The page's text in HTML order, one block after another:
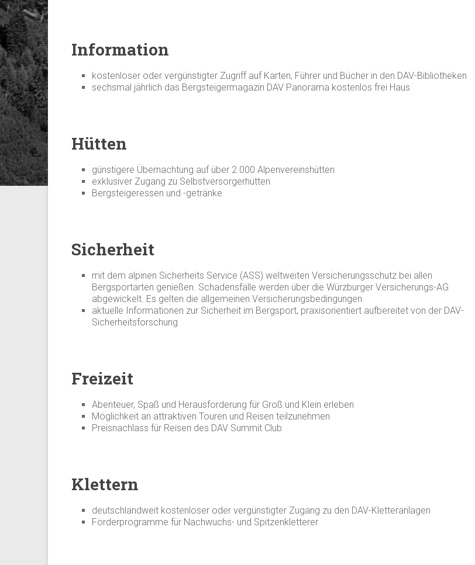
Information
kostenloser oder vergünstigter Zugriff auf Karten, Führer und Bücher in den DAV-Bibliotheken
sechsmal jährlich das Bergsteigermagazin DAV Panorama kostenlos frei Haus
Hütten
günstigere Übernachtung auf über 2.000 Alpenvereinshütten
exklusiver Zugang zu Selbstversorgerhütten
Bergsteigeressen und -getränke
Sicherheit
mit dem alpinen Sicherheits Service (ASS) weltweiten Versicherungsschutz bei allen
Bergsportarten genießen. Schadensfälle werden über die Würzburger Versicherungs-AG
abgewickelt. Es gelten die allgemeinen Versicherungsbedingungen.
aktuelle Informationen zur Sicherheit im Bergsport, praxisorientiert aufbereitet von der DAV-
Sicherheitsforschung
Freizeit
Abenteuer, Spaß und Herausforderung für Groß und Klein erleben
Möglichkeit an attraktiven Touren und Reisen teilzunehmen
Preisnachlass für Reisen des DAV Summit Club
Klettern
deutschlandweit kostenloser oder vergünstigter Zugang zu den DAV-Kletteranlagen
Förderprogramme für Nachwuchs- und Spitzenkletterer